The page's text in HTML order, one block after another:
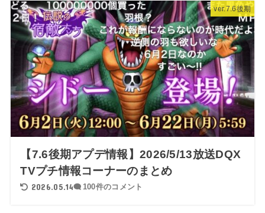
ver.7.6後期
【7.6後期アプデ情報】2026/5/13放送DQX
TVプチ情報コーナーのまとめ
2026.05.14 100件のコメント